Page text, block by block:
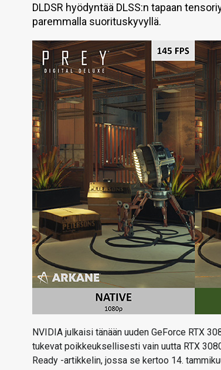
DLDSR hyödyntää DLSS:n tapaan
paremmalla suorituskyvyllä.
NVIDIA julkaisi tänään uuden GeForce RTX
tukevat poikkeuksellisesti vain uutta RTX
Ready -artikkelin, jossa se kertoo 14.